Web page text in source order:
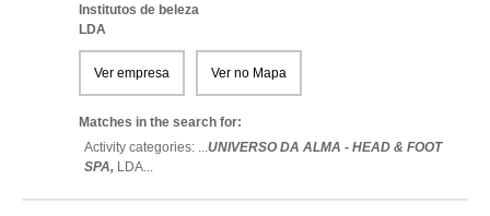
Institutos de beleza
LDA
Ver empresa Ver no Mapa
Matches in the search for:
Activity categories: ...UNIVERSO DA ALMA - HEAD & FOOT
SPA, LDA...